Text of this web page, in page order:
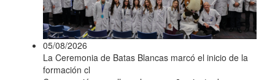
05/08/2026
La Ceremonia de Batas Blancas marcó el inicio de la
formación cl